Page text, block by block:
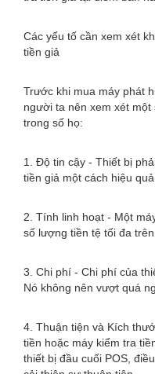
Các yếu tố cần xem xét
tiền giả
Trước khi mua máy phát
người ta nên xem xét
trong số họ:
1. Độ tin cậy - Thiết bị
tiền giả một cách hiệu
2. Tính linh hoạt - Một
số lượng tiền tệ tối đa
3. Chi phí - Chi phí của
Nó không nên vượt quá
4. Thuận tiện và Kích
tiền hoặc máy kiểm tra
thiết bị đầu cuối POS,